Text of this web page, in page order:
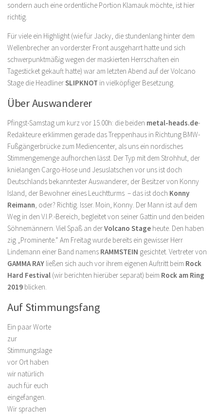
sondern auch eine ordentliche Portion Klamauk möchte, ist hier
richtig.
Für viele ein Highlight (wie für Jacky, die stundenlang hinter dem
Wellenbrecher an vorderster Front ausgeharrt hatte und sich
schwerpunktmäßig wegen der maskierten Herrschaften ein
Tagesticket gekauft hatte) war am letzten Abend auf der Volcano
Stage die HeadlinerSLIPKNOT in vielköpfiger Besetzung.
Über Auswanderer
Pfingst-Samstag um kurz vor 15.00h: die beiden metal-heads.de-
Redakteure erklimmen gerade das Treppenhaus in Richtung BMW-
Fußgängerbrücke zum Mediencenter, als uns ein nordisches
Stimmengemenge aufhorchen lässt. Der Typ mit dem Strohhut, der
knielangen Cargo-Hose und Jesuslatschen vor uns ist doch
Deutschlands bekanntester Auswanderer, der Besitzer von Konny
Island, der Bewohner eines Leuchtturms – das ist doch Konny
Reimann, oder? Richtig. Isser. Moin, Konny. Der Mann ist auf dem
Weg in den V.I.P.-Bereich, begleitet von seiner Gattin und den beiden
Söhnemännern. Viel Spaß an derVolcano Stage heute. Den haben
zig „Prominente.“ Am Freitag wurde bereits ein gewisser Herr
Lindemann einer Band namens RAMMSTEIN gesichtet. Vertreter von
GAMMA RAY ließen sich auch vor ihrem eigenen Auftritt beim Rock
Hard Festival (wir berichten hierüber separat) beim Rock am Ring
2019 blicken.
Auf Stimmungsfang
Ein paar Worte
zur
Stimmungslage
vor Ort haben
wir natürlich
auch für euch
eingefangen.
Wir sprachen